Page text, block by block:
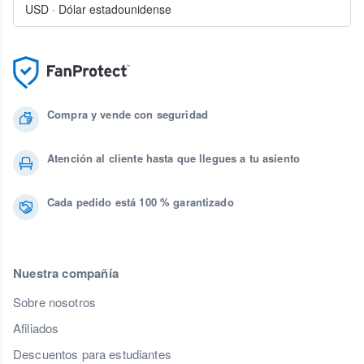
Compra y vende con seguridad
Atención al cliente hasta que llegues a tu asiento
Cada pedido está 100 % garantizado
Nuestra compañía
Sobre nosotros
Afiliados
Descuentos para estudiantes
USD · Dólar estadounidense